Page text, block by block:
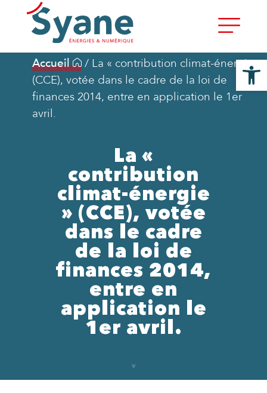
Accueil / La « contribution climat-énergie »
(CCE), votée dans le cadre de la loi de
finances 2014, entre en application le 1er
avril.
La «
contribution
climat-énergie
» (CCE), votée
dans le cadre
de la loi de
finances 2014,
entre en
application le
1er avril.
Ouvrir